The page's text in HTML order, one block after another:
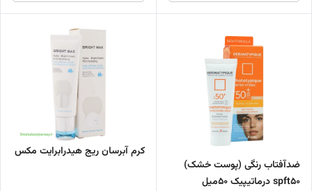
ضدآفتاب رنگی (پوست خشک)
spft۵۰ درماتیپیک 50میل
کرم آبرسان ریج هیدرابرایت مکس